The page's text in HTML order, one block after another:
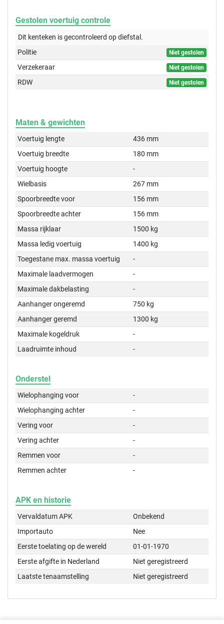
Gestolen voertuig controle
Dit kenteken is gecontroleerd opdiefstal.
Politie
Niet gestolen
Verzekeraar Niet gestolen
RDW Niet gestolen
Maten & gewichten
Voertuig lengte
436 mm
Voertuig breedte
180 mm
Voertuig hoogte
-
Wielbasis
267 mm
Spoorbreedte voor
156 mm
Spoorbreedte achter
156 mm
Massa rijklaar
1500 kg
Massa ledig voertuig
1400 kg
Toegestane max. massa voertuig
-
Maximale laadvermogen
-
Maximale dakbelasting
-
Aanhanger ongeremd
750 kg
Aanhanger geremd
1300 kg
Maximale kogeldruk
-
Laadruimte inhoud
-
Onderstel
Wielophanging voor
-
Wielophanging achter
-
Vering voor
-
Vering achter
-
Remmen voor
-
Remmen achter
-
APK en historie
Vervaldatum APK
Onbekend
Importauto
Nee
Eerste toelating op de wereld
01-01-1970
Eerste afgifte in Nederland
Niet geregistreerd
Laatste tenaamstelling
Niet geregistreerd